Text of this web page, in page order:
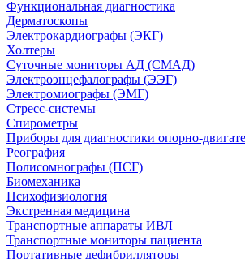
Функциональная диагностика
Дерматоскопы
Электрокардиографы (ЭКГ)
Холтеры
Суточные мониторы АД (СМАД)
Электроэнцефалографы (ЭЭГ)
Электромиографы (ЭМГ)
Стресс-системы
Спирометры
Приборы для диагностики опорно-
Реография
Полисомнографы (ПСГ)
Биомеханика
Психофизиология
Экстренная медицина
Транспортные аппараты ИВЛ
Транспортные мониторы пациента
Портативные дефибрилляторы